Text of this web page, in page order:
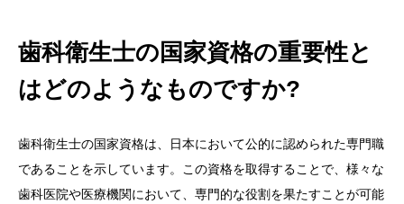
歯科衛生士の国家資格の重要性と
はどのようなものですか?
歯科衛生士の国家資格は、日本において公的に認められた専門職
であることを示しています。この資格を取得することで、様々な
歯科医院や医療機関において、専門的な役割を果たすことが可能